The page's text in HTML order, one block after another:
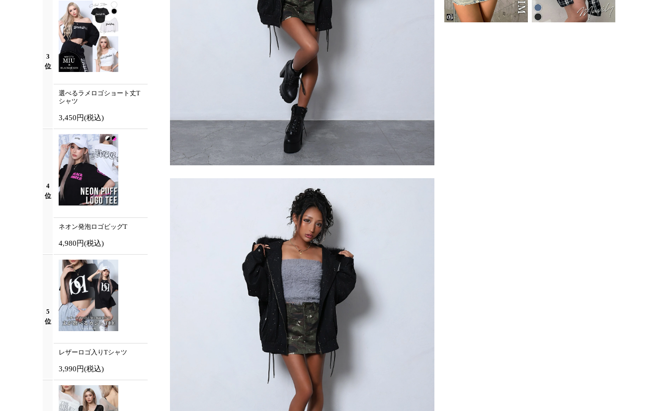
3
位
選べるラメロゴショート丈T
シャツ
3,450円(税込)
4
位
ネオン発泡ロゴビッグT
4,980円(税込)
5
位
レザーロゴ入りTシャツ
3,990円(税込)